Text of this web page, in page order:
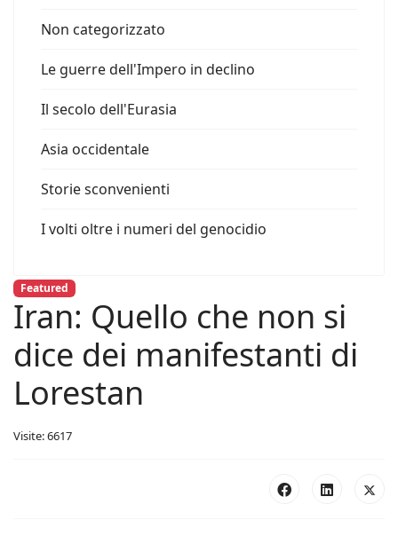
Non categorizzato
Le guerre dell'Impero in declino
Il secolo dell'Eurasia
Asia occidentale
Storie sconvenienti
I volti oltre i numeri del genocidio
Featured
Iran: Quello che non si
dice dei manifestanti di
Lorestan
Visite: 6617